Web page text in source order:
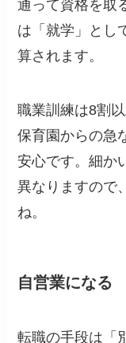
通って資格を取
は「就学」とし
算されます。
職業訓練は8割
保育園からの急
安心です。細か
異なりますので
ね。
自営業になる
転職の手段は「